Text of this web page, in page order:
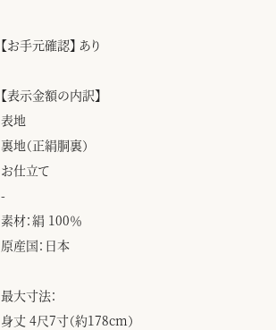
【お手元確認】 あり
【表示金額の内訳】
表地
裏地（正絹胴裏）
お仕立て
-
素材：絹 100％
原産国：日本
最大寸法：
身丈 4尺7寸（約178cm）